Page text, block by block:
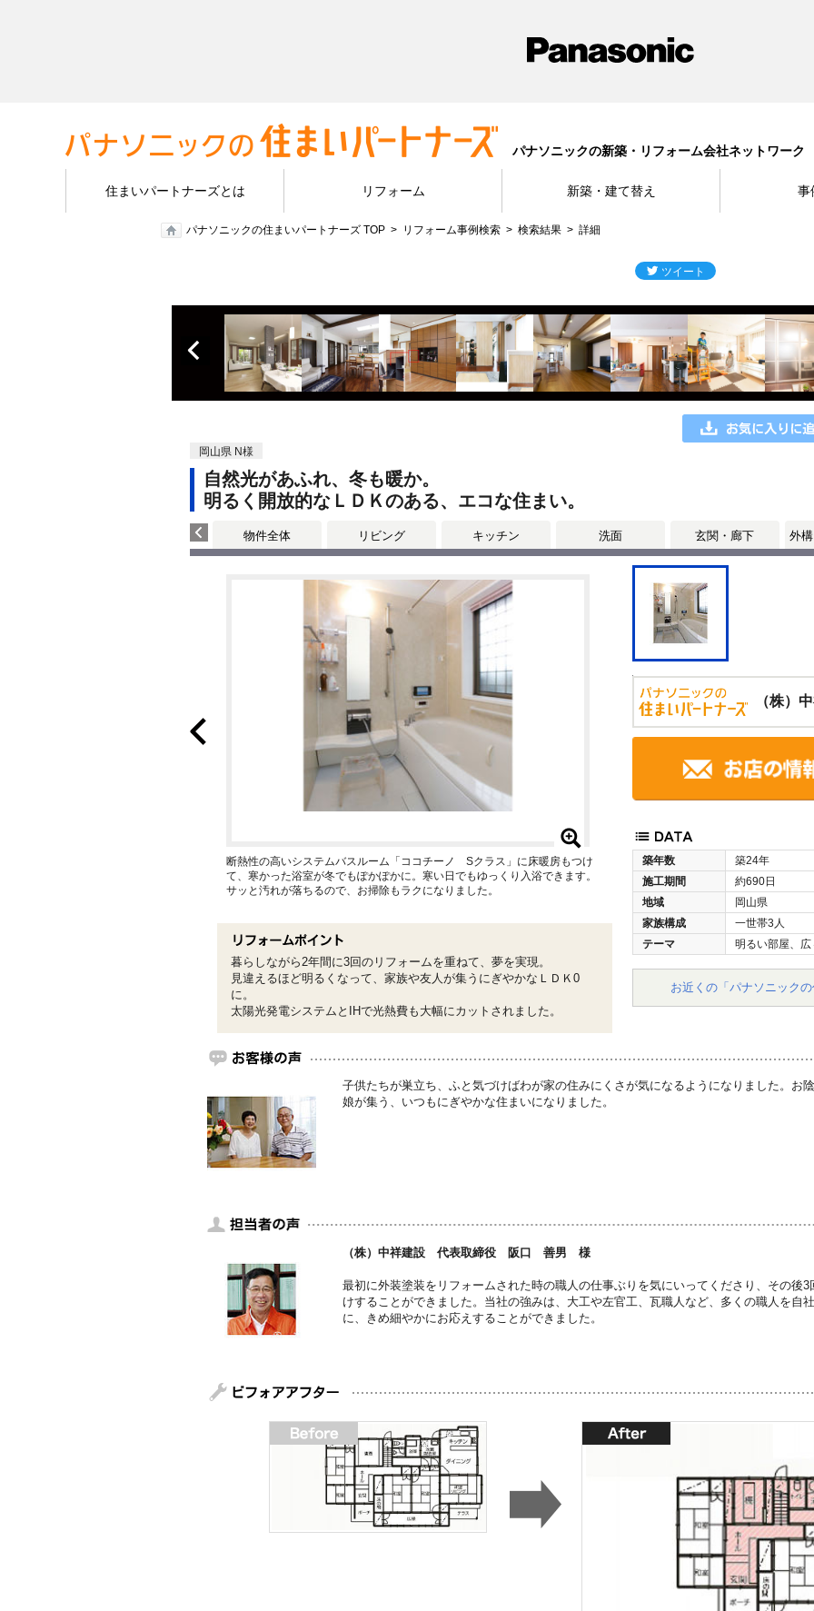
パナソニックの新築・リフォーム会社ネットワーク
住まいパートナーズとは リフォーム 新築・建て替え 事
パナソニックの住まいパートナーズ TOP リフォーム事例検索 検索結果 詳細
岡山県 N様
自然光があふれ、冬も暖か。
明るく開放的なＬＤＫのある、エコな住まい。
物件全体 リビング キッチン 洗面 玄関・廊下 外
（株）
築年数
築24年
施工期間
約690日
地域
岡山県
家族構成
一世帯3人
テーマ
明るい部屋、広
お近くの「パナソニック
断熱性の高いシステムバスルーム「ココチーノ Sクラス」に床暖房もつけ
て、寒かった浴室が冬でもぽかぽかに。寒い日でもゆっくり入浴できます。
サッと汚れが落ちるので、お掃除もラクになりました。
暮らしながら2年間に3回のリフォームを重ねて、夢を実現。
見違えるほど明るくなって、家族や友人が集うにぎやかなＬＤＫ0
に。
太陽光発電システムとIHで光熱費も大幅にカットされました。
子供たちが巣立ち、ふと気づけばわが家の住みにくさが気になるようになりました。お
娘が集う、いつもにぎやかな住まいになりました。
（株）中祥建設 代表取締役 阪口 善男 様
最初に外装塗装をリフォームされた時の職人の仕事ぶりを気にいってくださり、その後
けすることができました。当社の強みは、大工や左官工、瓦職人など、多くの職人を自
に、きめ細やかにお応えすることができました。